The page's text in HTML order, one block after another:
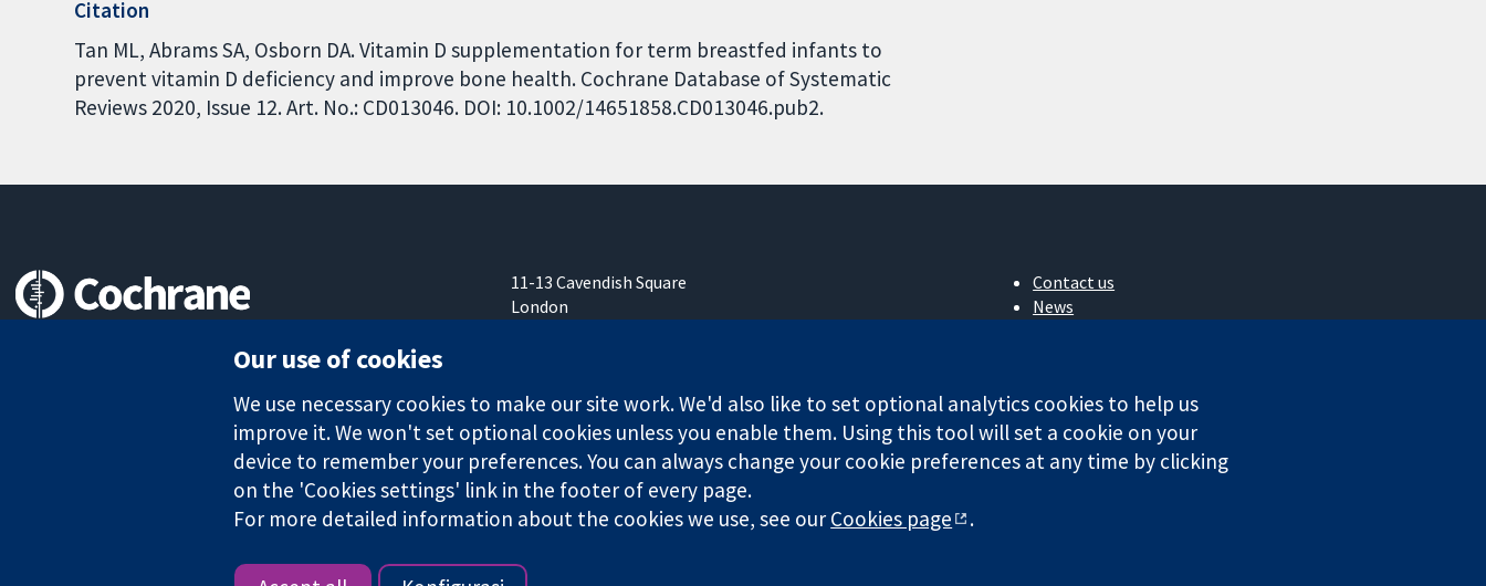
Citation
Tan ML, Abrams SA, Osborn DA. Vitamin D supplementation for term breastfed infants to
prevent vitamin D deficiency and improve bone health. Cochrane Database of Systematic
Reviews 2020, Issue 12. Art. No.: CD013046. DOI: 10.1002/14651858.CD013046.pub2.
11-13 Cavendish Square
London
Contact us
News
Cochrane Library
The Cochrane Collaboration is a charity (no. 1045921) and a company limited by guarantee (no. 03044323) registered in England & Wales. VAT registration number GB 718 2127 49.
Website Terms & Conditions
Our use of cookies
We use necessary cookies to make our site work. We'd also like to set optional analytics cookies to help us
improve it. We won't set optional cookies unless you enable them. Using this tool will set a cookie on your
device to remember your preferences. You can always change your cookie preferences at any time by clicking
on the 'Cookies settings' link in the footer of every page.
For more detailed information about the cookies we use, see ourCookies page .